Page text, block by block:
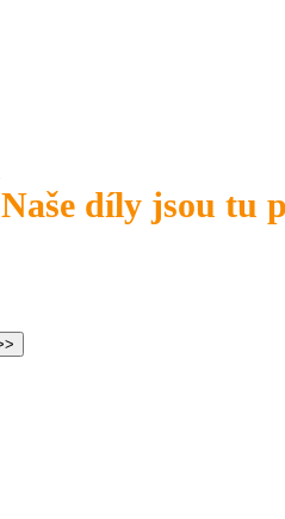
Naše díly jsou tu